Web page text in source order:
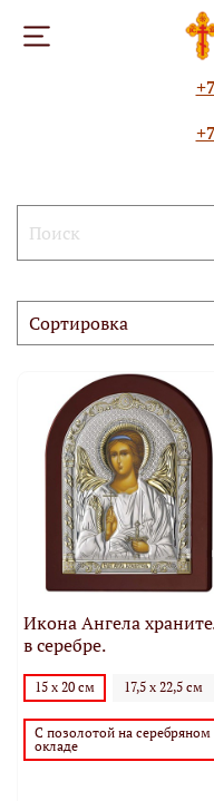
Икона Ангела
в серебре.
15 х 20 см 17,5 х 22,5 см
С позолотой на серебряном
окладе